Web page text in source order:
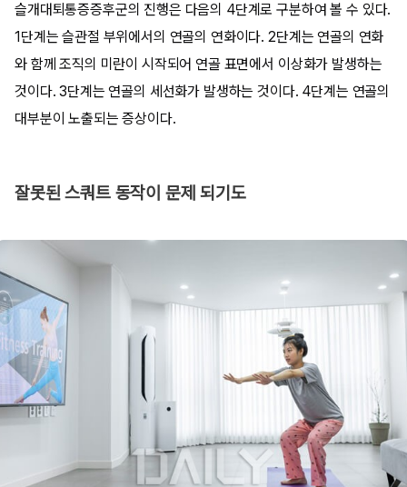
슬개대퇴통증증후군의 진행은 다음의 4단계로 구분하여 볼 수 있다.
1단계는 슬관절 부위에서의 연골의 연화이다. 2단계는 연골의 연화
와 함께 조직의 미란이 시작되어 연골 표면에서 이상화가 발생하는
것이다. 3단계는 연골의 세선화가 발생하는 것이다. 4단계는 연골의
대부분이 노출되는 증상이다.
잘못된 스쿼트 동작이 문제 되기도